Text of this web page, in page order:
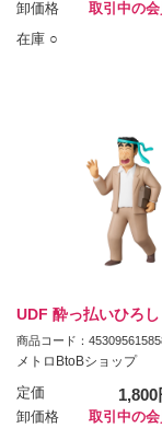
卸価格
取引中の
在庫 ○
UDF 酔っ払いひろし
商品コード：
メトロBtoBショップ
定価 1,800
卸価格
取引中の